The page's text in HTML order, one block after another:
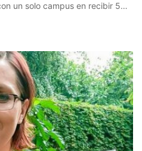
un solo campus en recibir 5…